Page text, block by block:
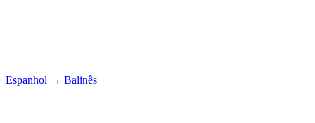
Espanhol → Balinês